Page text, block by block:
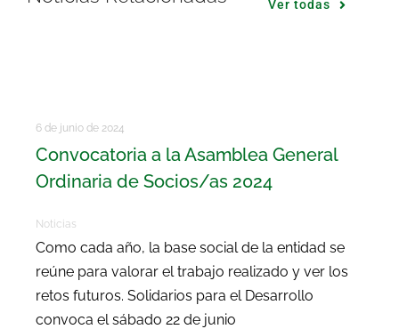
Ver todas
6 de junio de 2024
Convocatoria a la Asamblea General
Ordinaria de Socios/as 2024
Noticias
Como cada año, la base social de la entidad se
reúne para valorar el trabajo realizado y ver los
retos futuros. Solidarios para el Desarrollo
convoca el sábado 22 de junio